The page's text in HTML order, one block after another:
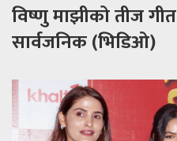
विष्णु माझीको तीज गीत
सार्वजनिक (भिडिओ)